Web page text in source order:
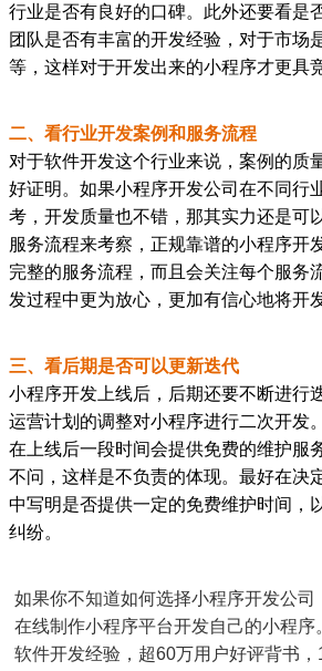
行业是否有良好的口碑。此外还要看是
团队是否有丰富的开发经验，对于市场
等，这样对于开发出来的小程序才更具
二、看行业开发案例和服务流程
对于软件开发这个行业来说，案例的质
好证明。如果小程序开发公司在不同行
考，开发质量也不错，那其实力还是可
服务流程来考察，正规靠谱的小程序开
完整的服务流程，而且会关注每个服务
发过程中更为放心，更加有信心地将开
三、看后期是否可以更新迭代
小程序开发上线后，后期还要不断进行
运营计划的调整对小程序进行二次开发
在上线后一段时间会提供免费的维护服
不问，这样是不负责的体现。最好在决
中写明是否提供一定的免费维护时间，
纠纷。
如果你不知道如何选择小程序开发公司
在线制作小程序平台开发自己的小程
软件开发经验，超60万用户好评背书